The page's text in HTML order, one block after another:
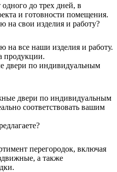
до трех дней, в
и готовности помещения.
на свои изделия и работу?
на все наши изделия и работу.
продукции.
двери по индивидуальным
двери по индивидуальным
соответствовать вашим
перегородок, включая
а также